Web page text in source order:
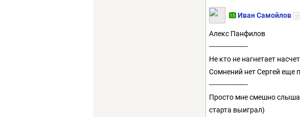
15 Иван Самойлов 95
Алекс Панфилов
-------------------
Не кто не нагнетает
Сомнений нет Сергей еще
-------------------
Просто мне смешно
старта выиграл)